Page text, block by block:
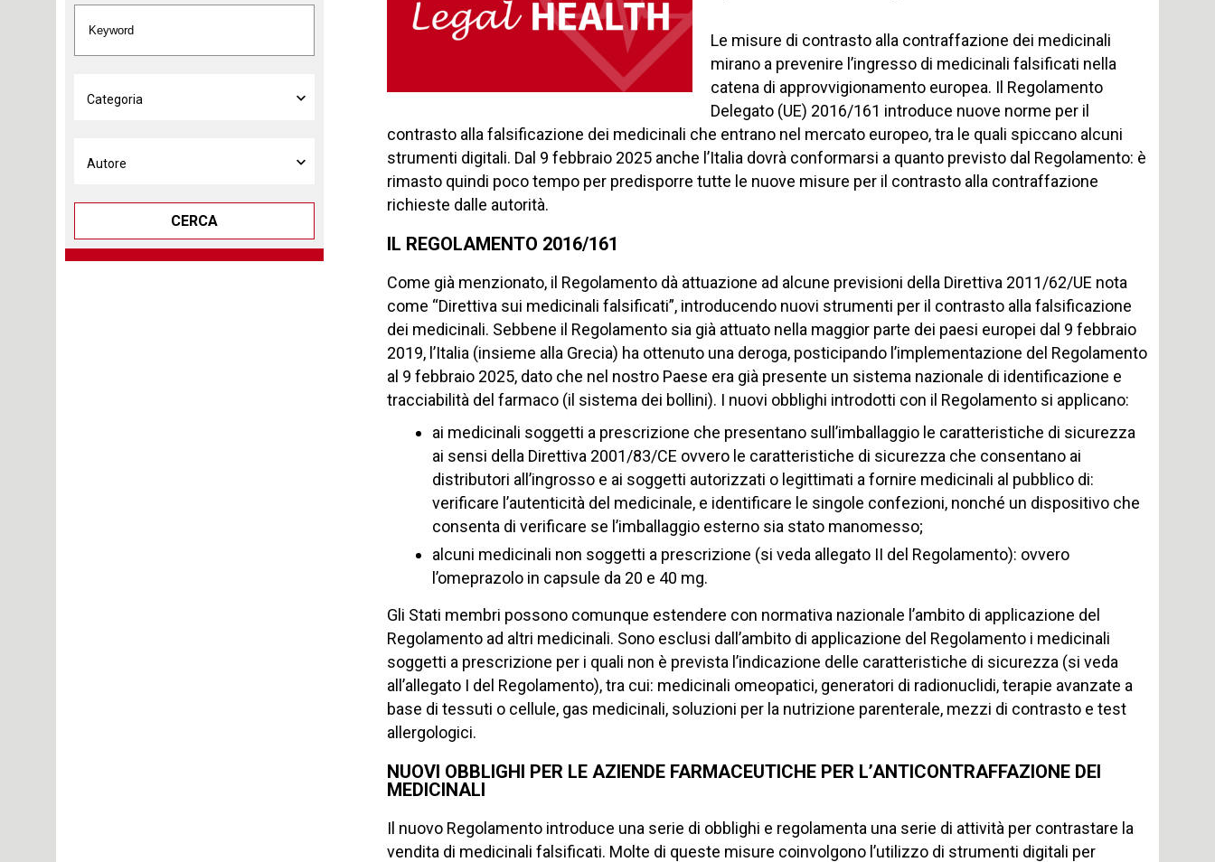
CERCA
Le misure di contrasto alla contraffazione dei medicinali
mirano a prevenire l’ingresso di medicinali falsificati nella
catena di approvvigionamento europea. Il Regolamento
Delegato (UE) 2016/161 introduce nuove norme per il
contrasto alla falsificazione dei medicinali che entrano nel mercato europeo, tra le quali spiccano alcuni
strumenti digitali. Dal 9 febbraio 2025 anche l’Italia dovrà conformarsi a quanto previsto dal Regolamento: è
rimasto quindi poco tempo per predisporre tutte le nuove misure per il contrasto alla contraffazione
richieste dalle autorità.
IL REGOLAMENTO 2016/161
Come già menzionato, il Regolamento dà attuazione ad alcune previsioni della Direttiva 2011/62/UE nota
come “Direttiva sui medicinali falsificati”, introducendo nuovi strumenti per il contrasto alla falsificazione
dei medicinali. Sebbene il Regolamento sia già attuato nella maggior parte dei paesi europei dal 9 febbraio
2019, l’Italia (insieme alla Grecia) ha ottenuto una deroga, posticipando l’implementazione del Regolamento
al 9 febbraio 2025, dato che nel nostro Paese era già presente un sistema nazionale di identificazione e
tracciabilità del farmaco (il sistema dei bollini). I nuovi obblighi introdotti con il Regolamento si applicano:
ai medicinali soggetti a prescrizione che presentano sull’imballaggio le caratteristiche di sicurezza
ai sensi della Direttiva 2001/83/CE ovvero le caratteristiche di sicurezza che consentano ai
distributori all’ingrosso e ai soggetti autorizzati o legittimati a fornire medicinali al pubblico di:
verificare l’autenticità del medicinale, e identificare le singole confezioni, nonché un dispositivo che
consenta di verificare se l’imballaggio esterno sia stato manomesso;
alcuni medicinali non soggetti a prescrizione (si veda allegato II del Regolamento): ovvero
l’omeprazolo in capsule da 20 e 40 mg.
Gli Stati membri possono comunque estendere con normativa nazionale l’ambito di applicazione del
Regolamento ad altri medicinali. Sono esclusi dall’ambito di applicazione del Regolamento i medicinali
soggetti a prescrizione per i quali non è prevista l’indicazione delle caratteristiche di sicurezza (si veda
all’allegato I del Regolamento), tra cui: medicinali omeopatici, generatori di radionuclidi, terapie avanzate a
base di tessuti o cellule, gas medicinali, soluzioni per la nutrizione parenterale, mezzi di contrasto e test
allergologici.
NUOVI OBBLIGHI PER LE AZIENDE FARMACEUTICHE PER L’ANTICONTRAFFAZIONE DEI
MEDICINALI
Il nuovo Regolamento introduce una serie di obblighi e regolamenta una serie di attività per contrastare la
vendita di medicinali falsificati. Molte di queste misure coinvolgono l’utilizzo di strumenti digitali per